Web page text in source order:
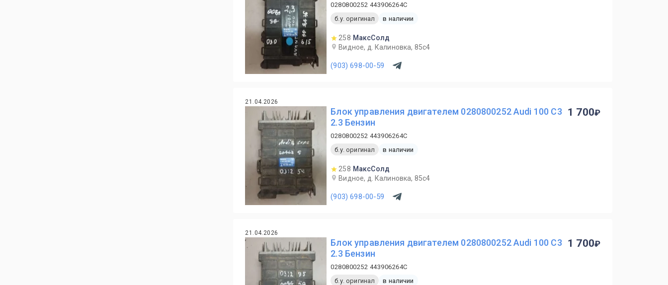
0280800252 443906264C
б.у. оригинал
в наличии
258 МаксСолд
Видное, д. Калиновка, 85с4
(903) 698-00-59
21.04.2026
Блок управления двигателем 0280800252 Audi 100 C3
2.3 Бензин
0280800252 443906264C
б.у. оригинал
в наличии
258 МаксСолд
Видное, д. Калиновка, 85с4
(903) 698-00-59
1 700
21.04.2026
Блок управления двигателем 0280800252 Audi 100 C3
2.3 Бензин
0280800252 443906264C
б.у. оригинал
в наличии
1 700